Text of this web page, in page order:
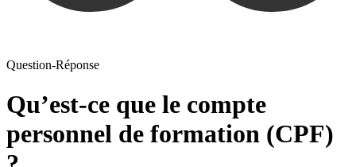
Question-Réponse
Qu’est-ce que le compte
personnel de formation (CPF)